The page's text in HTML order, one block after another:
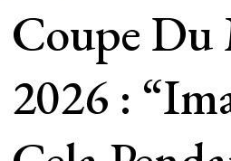
Coupe Du
2026 :